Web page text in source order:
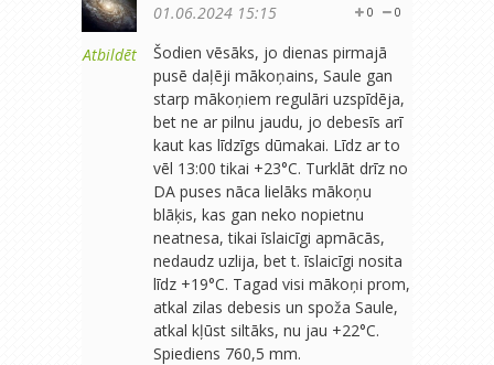
Atbildēt
0
0
01.06.2024 15:15
Šodien vēsāks, jo dienas pirmajā
pusē daļēji mākoņains, Saule gan
starp mākoņiem regulāri uzspīdēja,
bet ne ar pilnu jaudu, jo debesīs arī
kaut kas līdzīgs dūmakai. Līdz ar to
vēl 13:00 tikai +23°C. Turklāt drīz no
DA puses nāca lielāks mākoņu
blāķis, kas gan neko nopietnu
neatnesa, tikai īslaicīgi apmācās,
nedaudz uzlija, bet t. īslaicīgi nosita
līdz +19°C. Tagad visi mākoņi prom,
atkal zilas debesis un spoža Saule,
atkal kļūst siltāks, nu jau +22°C.
Spiediens 760,5 mm.